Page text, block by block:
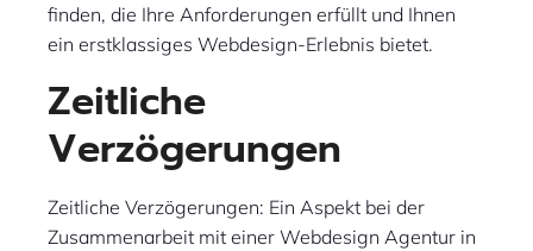
finden, die Ihre Anforderungen erfüllt und Ihnen
ein erstklassiges Webdesign-Erlebnis bietet.
Zeitliche
Verzögerungen
Zeitliche Verzögerungen: Ein Aspekt bei der
Zusammenarbeit mit einer Webdesign Agentur in